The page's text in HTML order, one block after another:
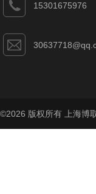
15301675976
©2026 版权所有 上海博